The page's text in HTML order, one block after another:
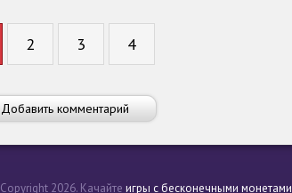
2 3 4
Добавить комментарий
Copyright 2026. Качайте игры с бесконечными монетами